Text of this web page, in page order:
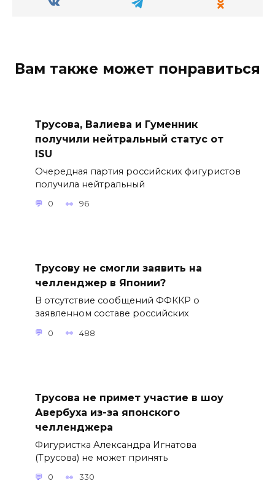
Вам также может понравиться
Трусова, Валиева и Гуменник
получили нейтральный статус от
ISU
Очередная партия российских фигуристов
получила нейтральный
0 96
Трусову не смогли заявить на
челленджер в Японии?
В отсутствие сообщений ФФККР о
заявленном составе российских
0 488
Трусова не примет участие в шоу
Авербуха из-за японского
челленджера
Фигуристка Александра Игнатова
(Трусова) не может принять
0 330